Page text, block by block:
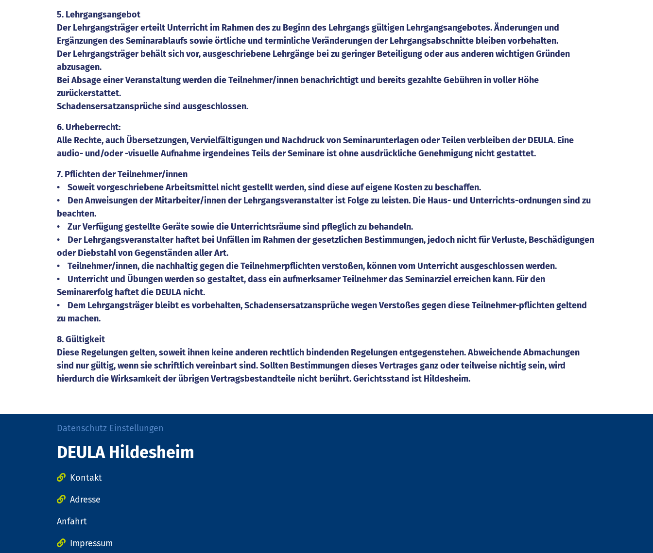
5. Lehrgangsangebot
Der Lehrgangsträger erteilt Unterricht im Rahmen des zu Beginn des Lehrgangs gültigen Lehrgangsangebotes. Änderungen und
Ergänzungen des Seminarablaufs sowie örtliche und terminliche Veränderungen der Lehrgangsabschnitte bleiben vorbehalten.
Der Lehrgangsträger behält sich vor, ausgeschriebene Lehrgänge bei zu geringer Beteiligung oder aus anderen wichtigen Gründen
abzusagen.
Bei Absage einer Veranstaltung werden die Teilnehmer/innen benachrichtigt und bereits gezahlte Gebühren in voller Höhe
zurückerstattet.
Schadensersatzansprüche sind ausgeschlossen.
6. Urheberrecht:
Alle Rechte, auch Übersetzungen, Vervielfältigungen und Nachdruck von Seminarunterlagen oder Teilen verbleiben der DEULA. Eine
audio- und/oder -visuelle Aufnahme irgendeines Teils der Seminare ist ohne ausdrückliche Genehmigung nicht gestattet.
7. Pflichten der Teilnehmer/innen
• Soweit vorgeschriebene Arbeitsmittel nicht gestellt werden, sind diese auf eigene Kosten zu beschaffen.
• Den Anweisungen der Mitarbeiter/innen der Lehrgangsveranstalter ist Folge zu leisten. Die Haus- und Unterrichts-ordnungen sind zu
beachten.
• Zur Verfügung gestellte Geräte sowie die Unterrichtsräume sind pfleglich zu behandeln.
• Der Lehrgangsveranstalter haftet bei Unfällen im Rahmen der gesetzlichen Bestimmungen, jedoch nicht für Verluste, Beschädigungen
oder Diebstahl von Gegenständen aller Art.
• Teilnehmer/innen, die nachhaltig gegen die Teilnehmerpflichten verstoßen, können vom Unterricht ausgeschlossen werden.
• Unterricht und Übungen werden so gestaltet, dass ein aufmerksamer Teilnehmer das Seminarziel erreichen kann. Für den
Seminarerfolg haftet die DEULA nicht.
• Dem Lehrgangsträger bleibt es vorbehalten, Schadensersatzansprüche wegen Verstoßes gegen diese Teilnehmer-pflichten geltend
zu machen.
8. Gültigkeit
Diese Regelungen gelten, soweit ihnen keine anderen rechtlich bindenden Regelungen entgegenstehen. Abweichende Abmachungen
sind nur gültig, wenn sie schriftlich vereinbart sind. Sollten Bestimmungen dieses Vertrages ganz oder teilweise nichtig sein, wird
hierdurch die Wirksamkeit der übrigen Vertragsbestandteile nicht berührt. Gerichtsstand ist Hildesheim.
Datenschutz Einstellungen
DEULA Hildesheim
Kontakt
Adresse
Anfahrt
Impressum